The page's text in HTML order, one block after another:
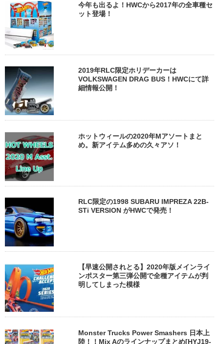
今年も出るよ！HWCから2017年の全車種セ
ット登場！
2019年RLC限定ホリデーカーは
VOLKSWAGEN DRAG BUS！HWCにて詳
細情報公開！
ホットウィールの2020年Mアソートまと
め。新アイテム多めの久々アソ！
RLC限定の1998 SUBARU IMPREZA 22B-
STi VERSION がHWCで発売！
【早速公開されとる】2020年版メインライ
ンポスター第三弾公開で全種アイテムが判
明してしまった模様
Monster Trucks Power Smashers 日本上
陸！！Mix Aのラインナップまとめ[HYJ19-